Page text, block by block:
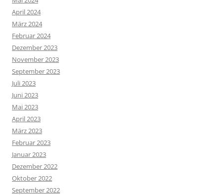
April 2024
März 2024
Februar 2024
Dezember 2023
November 2023
September 2023
Juli 2023
Juni 2023
Mai 2023
April 2023
März 2023
Februar 2023
Januar 2023
Dezember 2022
Oktober 2022
September 2022